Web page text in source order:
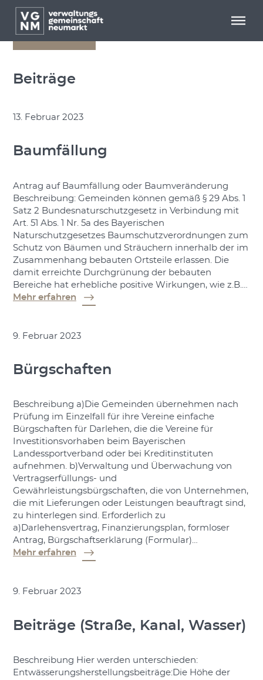
Menü überspringen
Menü überspringen
Beiträge
13. Februar 2023
Baumfällung
Antrag auf Baumfällung oder Baumveränderung
Beschreibung: Gemeinden können gemäß § 29 Abs. 1
Satz 2 Bundesnaturschutzgesetz in Verbindung mit
Art. 51 Abs. 1 Nr. 5a des Bayerischen
Naturschutzgesetzes Baumschutzverordnungen zum
Schutz von Bäumen und Sträuchern innerhalb der im
Zusammenhang bebauten Ortsteile erlassen. Die
damit erreichte Durchgrünung der bebauten
Bereiche hat erhebliche positive Wirkungen, wie z.B.…
Mehr erfahren
9. Februar 2023
Bürgschaften
Beschreibung a)Die Gemeinden übernehmen nach
Prüfung im Einzelfall für ihre Vereine einfache
Bürgschaften für Darlehen, die die Vereine für
Investitionsvorhaben beim Bayerischen
Landessportverband oder bei Kreditinstituten
aufnehmen. b)Verwaltung und Überwachung von
Vertragserfüllungs- und
Gewährleistungsbürgschaften, die von Unternehmen,
die mit Lieferungen oder Leistungen beauftragt sind,
zu hinterlegen sind. Erforderlich zu
a)Darlehensvertrag, Finanzierungsplan, formloser
Antrag, Bürgschaftserklärung (Formular)…
Mehr erfahren
9. Februar 2023
Beiträge (Straße, Kanal, Wasser)
Beschreibung Hier werden unterschieden:
Entwässerungsherstellungsbeiträge:Die Höhe der